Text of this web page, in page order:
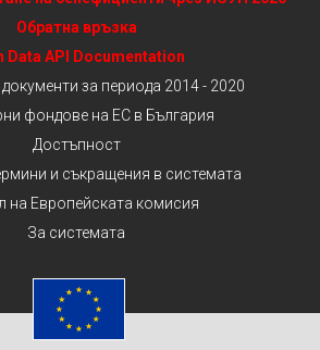
Обратна връзка
Data API Documentation
за периода 2014 - 2020
фондове на ЕС в България
Достъпност
и съкращения в системата
на Европейската комисия
За системата